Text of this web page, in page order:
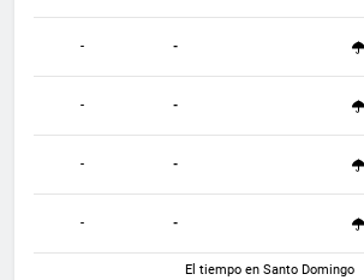
- -
- -
- -
- -
El tiempo en Santo Domingo